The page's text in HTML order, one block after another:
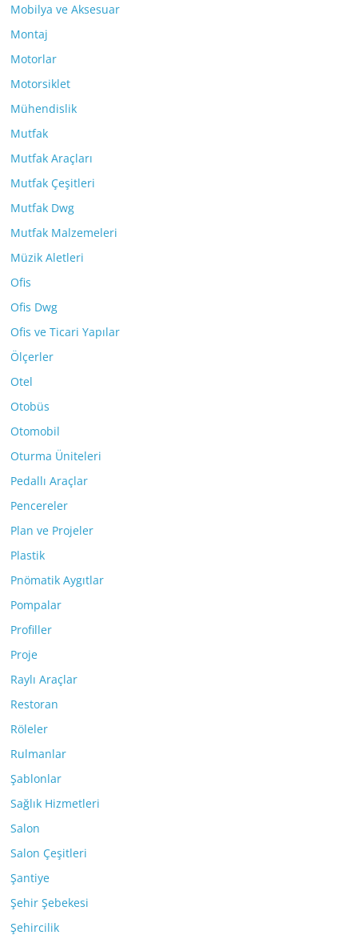
Mobilya ve Aksesuar
Montaj
Motorlar
Motorsiklet
Mühendislik
Mutfak
Mutfak Araçları
Mutfak Çeşitleri
Mutfak Dwg
Mutfak Malzemeleri
Müzik Aletleri
Ofis
Ofis Dwg
Ofis ve Ticari Yapılar
Ölçerler
Otel
Otobüs
Otomobil
Oturma Üniteleri
Pedallı Araçlar
Pencereler
Plan ve Projeler
Plastik
Pnömatik Aygıtlar
Pompalar
Profiller
Proje
Raylı Araçlar
Restoran
Röleler
Rulmanlar
Şablonlar
Sağlık Hizmetleri
Salon
Salon Çeşitleri
Şantiye
Şehir Şebekesi
Şehircilik